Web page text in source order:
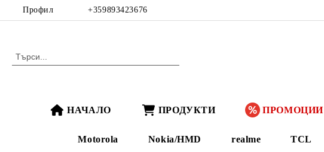
Профил +359893423676
НАЧАЛО ПРОДУКТИ ПРОМОЦИИ
Motorola Nokia/HMD realme TCL